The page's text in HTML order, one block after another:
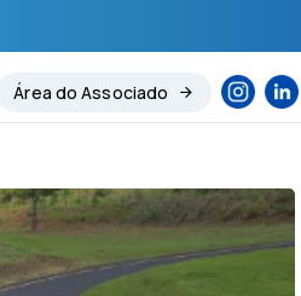
Área do Associado